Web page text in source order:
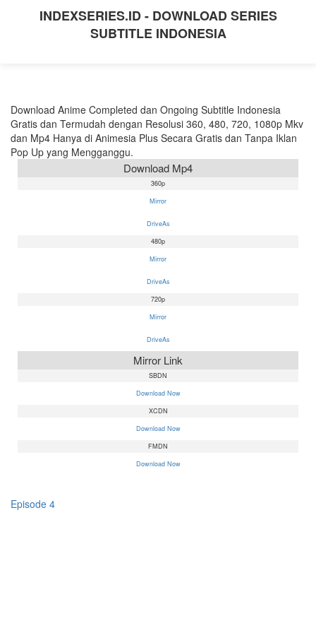
INDEXSERIES.ID - DOWNLOAD SERIES
SUBTITLE INDONESIA
Download Anime Completed dan Ongoing Subtitle Indonesia
Gratis dan Termudah dengan Resolusi 360, 480, 720, 1080p Mkv
dan Mp4 Hanya di Animesia Plus Secara Gratis dan Tanpa Iklan
Pop Up yang Mengganggu.
Download Mp4
360p
Mirror
DriveAs
480p
Mirror
DriveAs
720p
Mirror
DriveAs
Mirror Link
SBDN
Download Now
XCDN
Download Now
FMDN
Download Now
Episode 4